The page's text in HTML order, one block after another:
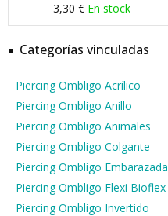
3,30 € En stock
Categorías vinculadas
Piercing Ombligo Acrílico
Piercing Ombligo Anillo
Piercing Ombligo Animales
Piercing Ombligo Colgante
Piercing Ombligo Embarazada
Piercing Ombligo Flexi Bioflex
Piercing Ombligo Invertido